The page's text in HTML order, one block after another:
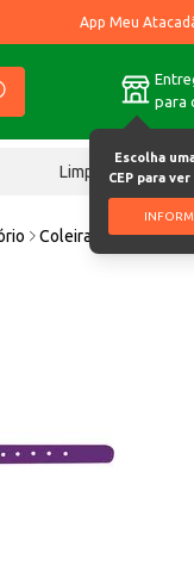
App Meu
para
Escolha
CEP para
Limpeza
Coleira para Cães